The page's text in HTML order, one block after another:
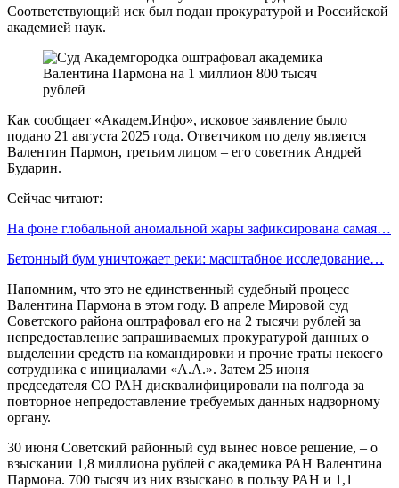
Соответствующий иск был подан прокуратурой и Российской
академией наук.
Как сообщает «Академ.Инфо», исковое заявление было
подано 21 августа 2025 года. Ответчиком по делу является
Валентин Пармон, третьим лицом – его советник Андрей
Бударин.
Сейчас читают:
На фоне глобальной аномальной жары зафиксирована самая…
Бетонный бум уничтожает реки: масштабное исследование…
Напомним, что это не единственный судебный процесс
Валентина Пармона в этом году. В апреле Мировой суд
Советского района оштрафовал его на 2 тысячи рублей за
непредоставление запрашиваемых прокуратурой данных о
выделении средств на командировки и прочие траты некоего
сотрудника с инициалами «А.А.». Затем 25 июня
председателя СО РАН дисквалифицировали на полгода за
повторное непредоставление требуемых данных надзорному
органу.
30 июня Советский районный суд вынес новое решение, – о
взыскании 1,8 миллиона рублей с академика РАН Валентина
Пармона. 700 тысяч из них взыскано в пользу РАН и 1,1